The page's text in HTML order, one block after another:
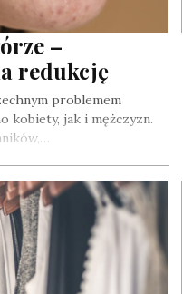
–
redukcję
problemem
kobiety, jak i mężczyzn.